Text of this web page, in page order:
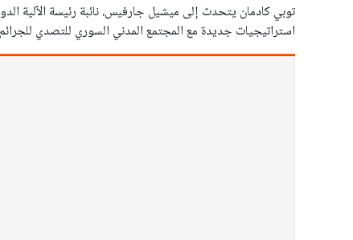
توبي كادمان يتحدث إلى ميشيل جارفيس، نائبة رئيسة الآلية
استراتيجيات جديدة مع المجتمع المدني السوري للتصدي